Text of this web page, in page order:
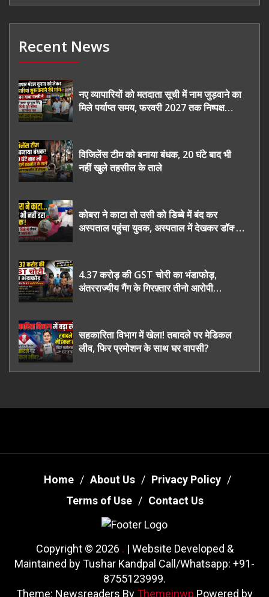
Recent News
नए व्यापारियों को मतदाता सूची में नाम जुड़वाने का
मिले पर्याप्त समय, फरवरी 2027 तक निष्पक्ष
विजिलेंस टीम को बनाया बंधक, 20 घंटे बाद भी
नहीं खुले तहसील के ताले
कोबरा ने काटा तो उसी को डिब्बे में बंद कर
अस्पताल पहुंचा युवक, अस्पताल में देखकर डॉक्टर
4.37 करोड़ की GST चोरी का भंडाफोड़,
अंतरराज्यीय गैंग के गिरफ़्तार तीनो आरोपी
सहकारिता विभाग में खेला! तबादले पर मेडिकल
लीव, फिर प्रमोशन के साथ घर वापसी?
Home About Us
Privacy Policy
Terms of Use
Contact Us
Copyright © 2026 . | Website Developed &
Maintained by Tushar Kandpal Call/Whatsapp: +91-
8755123999.
Theme: Newsreaders By Themeinwp.Powered by